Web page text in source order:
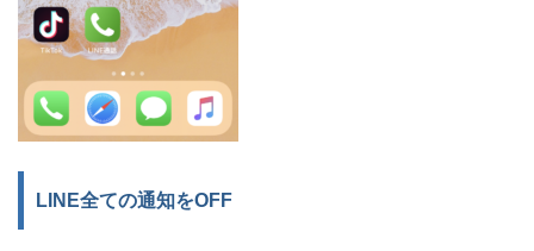
LINE全ての通知をOFF